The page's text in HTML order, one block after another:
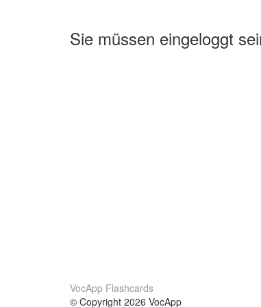
Sie müssen eingeloggt
VocApp Flashcards
© Copyright 2026 VocApp